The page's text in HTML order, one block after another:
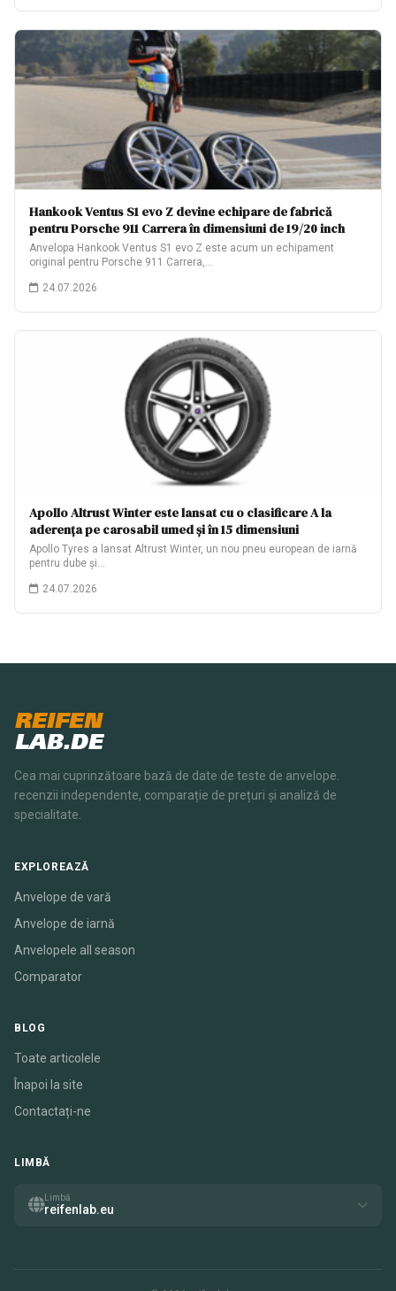
Hankook Ventus S1 evo Z devine echipare de fabrică
pentru Porsche 911 Carrera în dimensiuni de 19/20 inch
Anvelopa Hankook Ventus S1 evo Z este acum un echipament
original pentru Porsche 911 Carrera,…
24.07.2026
Apollo Altrust Winter este lansat cu o clasificare A la
aderența pe carosabil umed și în 15 dimensiuni
Apollo Tyres a lansat Altrust Winter, un nou pneu european de iarnă
pentru dube și…
24.07.2026
REIFEN
LAB.DE
Cea mai cuprinzătoare bază de date de teste de anvelope.
recenzii independente, comparație de prețuri și analiză de
specialitate.
EXPLOREAZĂ
Anvelope de vară
Anvelope de iarnă
Anvelopele all season
Comparator
BLOG
Toate articolele
Înapoi la site
Contactați-ne
LIMBĂ
Limbă
reifenlab.eu